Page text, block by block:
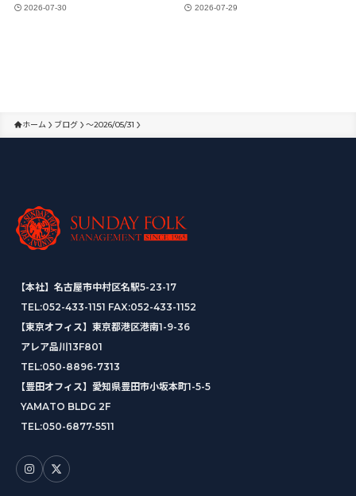
2026-07-30 2026-07-29
ホーム ブログ ～2026/05/31
【本社】名古屋市中村区名駅5-23-17
TEL:052-433-1151 FAX:052-433-1152
【東京オフィス】東京都港区港南1-9-36
アレア品川13F801
TEL:050-8896-7313
【豊田オフィス】愛知県豊田市小坂本町1-5-5
YAMATO BLDG 2F
TEL:050-6877-5511